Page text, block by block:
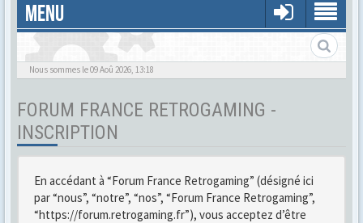
MENU
Gère ton profil et tes préférences
Nous sommes le 09 Aoû 2026, 13:18
FORUM FRANCE RETROGAMING -
INSCRIPTION
En accédant à “Forum France Retrogaming” (désigné ici
par “nous”, “notre”, “nos”, “Forum France Retrogaming”,
“https://forum.retrogaming.fr”), vous acceptez d’être